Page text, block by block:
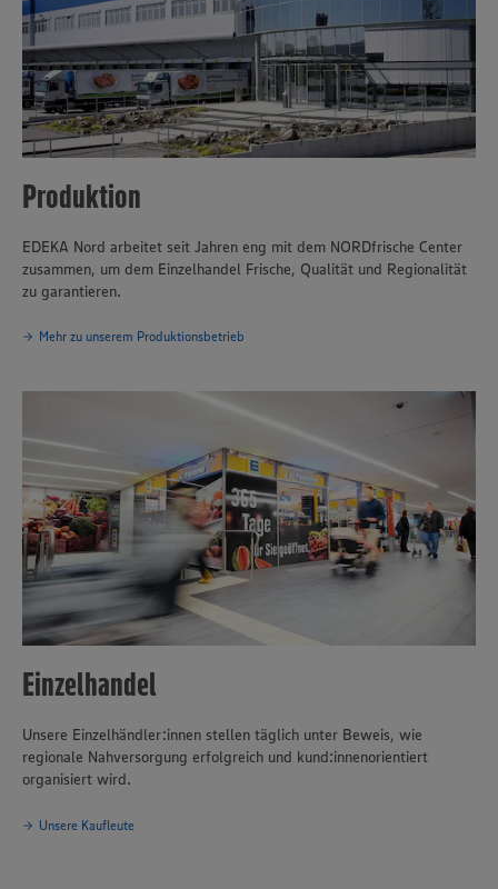
Produktion
EDEKA Nord arbeitet seit Jahren eng mit dem NORDfrische Center
zusammen, um dem Einzelhandel Frische, Qualität und Regionalität
zu garantieren.
Mehr zu unserem Produktionsbetrieb
Einzelhandel
Unsere Einzelhändler:innen stellen täglich unter Beweis, wie
regionale Nahversorgung erfolgreich und kund:innenorientiert
organisiert wird.
Unsere Kaufleute